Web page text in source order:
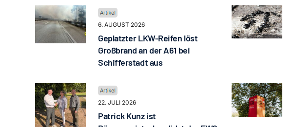
6. AUGUST 2026
Geplatzter LKW-Reifen löst
Großbrand an der A61 bei
Schifferstadt aus
22. JULI 2026
Patrick Kunz ist